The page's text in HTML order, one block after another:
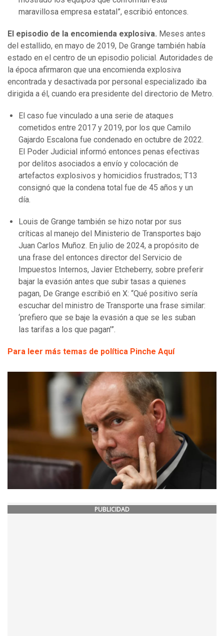
maravillosa empresa estatal”, escribió entonces.
El episodio de la encomienda explosiva. Meses antes
del estallido, en mayo de 2019, De Grange también había
estado en el centro de un episodio policial. Autoridades de
la época afirmaron que una encomienda explosiva
encontrada y desactivada por personal especializado iba
dirigida a él, cuando era presidente del directorio de Metro.
El caso fue vinculado a una serie de ataques
cometidos entre 2017 y 2019, por los que Camilo
Gajardo Escalona fue condenado en octubre de 2022.
El Poder Judicial informó entonces penas efectivas
por delitos asociados a envío y colocación de
artefactos explosivos y homicidios frustrados; T13
consignó que la condena total fue de 45 años y un
día.
Louis de Grange también se hizo notar por sus
críticas al manejo del Ministerio de Transportes bajo
Juan Carlos Muñoz. En julio de 2024, a propósito de
una frase del entonces director del Servicio de
Impuestos Internos, Javier Etcheberry, sobre preferir
bajar la evasión antes que subir tasas a quienes
pagan, De Grange escribió en X: “Qué positivo sería
escuchar del ministro de Transporte una frase similar:
‘prefiero que se baje la evasión a que se les suban
las tarifas a los que pagan’”.
Para leer más temas de política Pinche Aquí
PUBLICIDAD